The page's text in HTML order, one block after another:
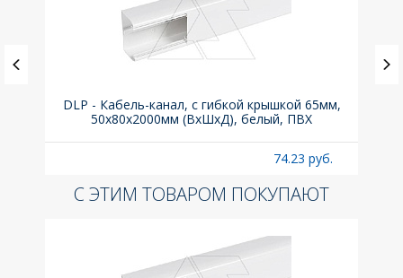
DLP - Кабель-канал, с гибкой крышкой 65мм,
50x80х2000мм (ВхШхД), белый, ПВХ
74.23 руб.
С ЭТИМ ТОВАРОМ ПОКУПАЮТ